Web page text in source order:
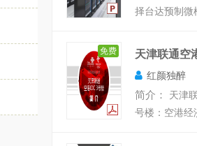
择台达预制微
免费 天津联通空
红颜独醉
简介：
天津
号楼：空港经